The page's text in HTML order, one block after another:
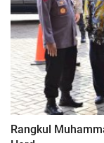
Rangkul